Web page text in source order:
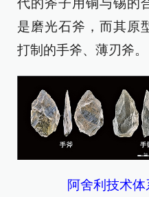
代的斧子用铜与锡的
是磨光石斧，而其原
打制的手斧、薄刃斧。
阿舍利技术